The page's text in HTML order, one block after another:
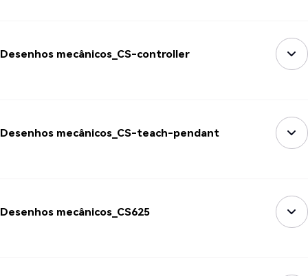
Desenhos mecânicos_CS-controller
Desenhos mecânicos_CS-teach-pendant
Desenhos mecânicos_CS625